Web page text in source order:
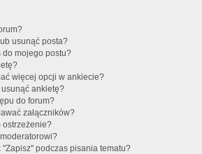
usunąć posta?
do mojego postu?
więcej opcji w ankiecie?
ankietę?
do forum?
załączników?
ostrzeżenie?
"Zapisz" podczas pisania tematu?